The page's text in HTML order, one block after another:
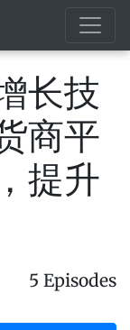
长技
商平
提升
5 Episodes